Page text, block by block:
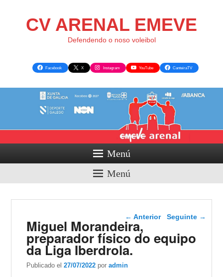
CV ARENAL EMEVE
Defendendo o noso voleibol
Facebook X Instagram YouTube CanteiraTV
Menú
Menú
Navegador de artigos
← Anterior Seguinte →
Miguel Morandeira,
preparador físico do equipo
da Liga Iberdrola.
Publicado el27/07/2022 poradmin